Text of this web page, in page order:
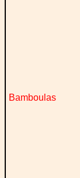
Bamboulas